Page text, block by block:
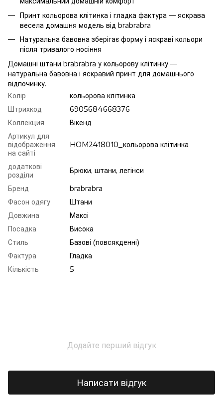
Принт кольорова клітинка і гладка фактура — яскрава
весела домашня модель від brabrabra
Натуральна бавовна зберігає форму і яскраві кольори
після тривалого носіння
Домашні штани brabrabra у кольорову клітинку —
натуральна бавовна і яскравий принт для домашнього
відпочинку.
Колір
кольорова клітинка
Штрихкод
6905684668376
Коллекция
Вікенд
Артикул для
відображення
на сайті
HOM2418010_кольорова клітинка
додаткові
розділи
Брюки, штани, легінси
Бренд
brabrabra
Фасон одягу
Штани
Довжина
Максі
Посадка
Висока
Стиль
Базові (повсякденні)
Фактура
Гладка
Кількість
5
Додайте перший відгук
Написати відгук